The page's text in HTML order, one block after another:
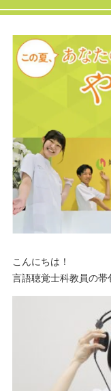
こんにちは！
言語聴覚士科教員の帯